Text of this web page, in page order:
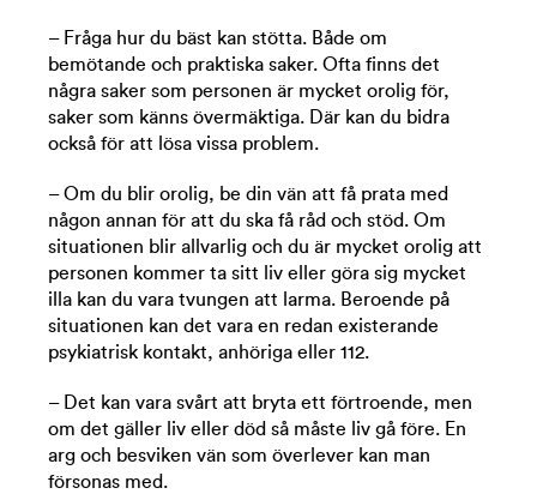
– Fråga hur du bäst kan stötta. Både om
bemötande och praktiska saker. Ofta finns det
några saker som personen är mycket orolig för,
saker som känns övermäktiga. Där kan du bidra
också för att lösa vissa problem.
– Om du blir orolig, be din vän att få prata med
någon annan för att du ska få råd och stöd. Om
situationen blir allvarlig och du är mycket orolig att
personen kommer ta sitt liv eller göra sig mycket
illa kan du vara tvungen att larma. Beroende på
situationen kan det vara en redan existerande
psykiatrisk kontakt, anhöriga eller 112.
– Det kan vara svårt att bryta ett förtroende, men
om det gäller liv eller död så måste liv gå före. En
arg och besviken vän som överlever kan man
försonas med.